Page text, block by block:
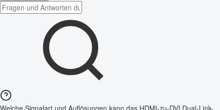
Welche Signalart und Auflösungen kann das HDMI-zu-DVI Dual-Link-